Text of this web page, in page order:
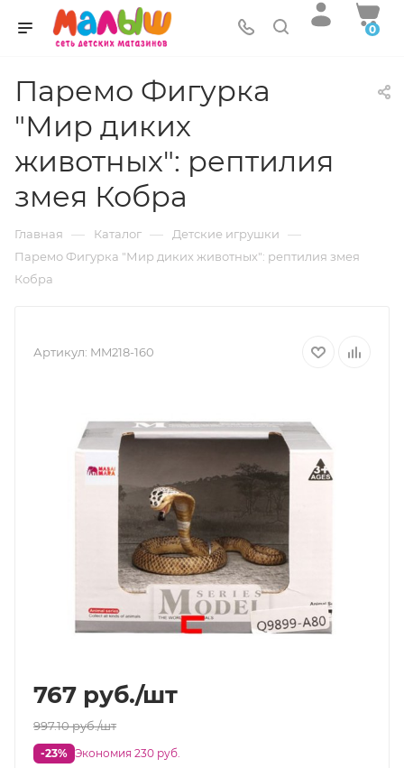
0
Паремо Фигурка
"Мир диких
животных": рептилия
змея Кобра
Главная — Каталог — Детские игрушки —
Паремо Фигурка "Мир диких животных": рептилия змея
Кобра
Артикул: MM218-160
767 руб./шт
997.10руб./шт
-23% Экономия 230 руб.